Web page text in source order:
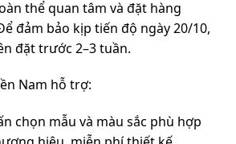
thể quan tâm và đặt hàng
đảm bảo kịp tiến độ ngày 20/10,
đặt trước 2–3 tuần.
Nam hỗ trợ:
chọn mẫu và màu sắc phù hợp